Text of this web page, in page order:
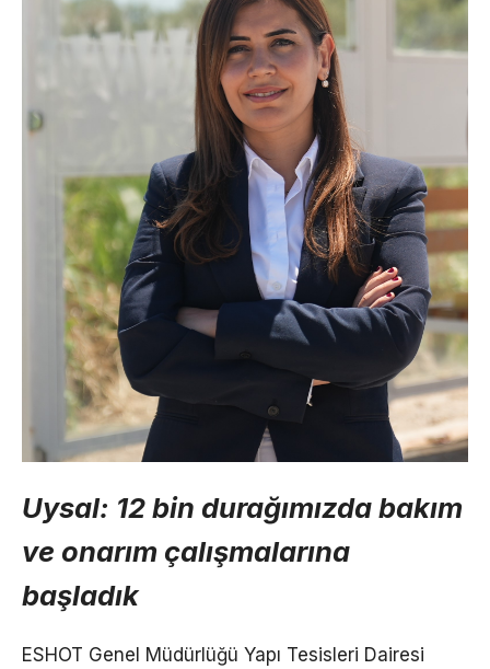
Uysal: 12 bin durağımızda bakım
ve onarım çalışmalarına
başladık
ESHOT Genel Müdürlüğü Yapı Tesisleri Dairesi